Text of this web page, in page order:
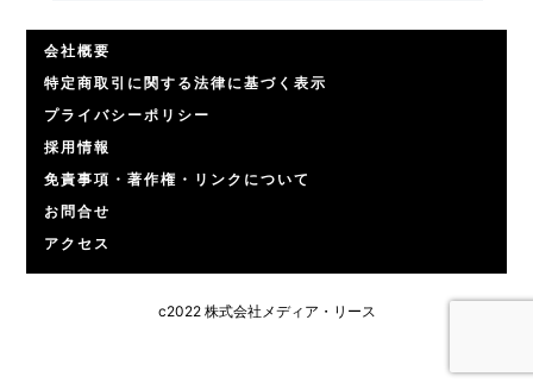
会社概要
特定商取引に関する法律に基づく表示
プライバシーポリシー
採用情報
免責事項・著作権・リンクについて
お問合せ
アクセス
c2022 株式会社メディア・リース